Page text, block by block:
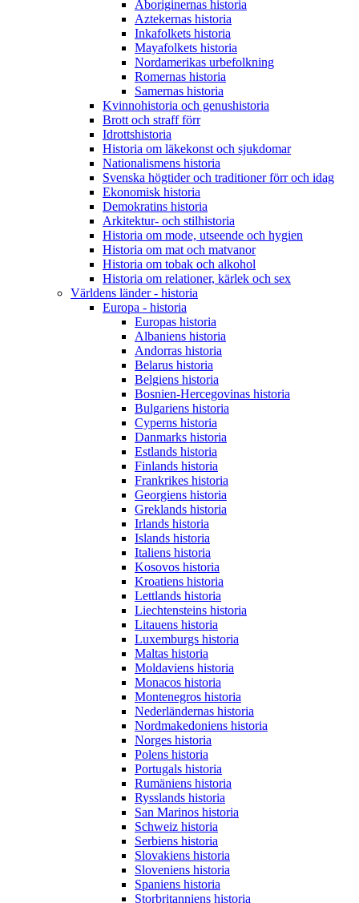
Aboriginernas historia
Aztekernas historia
Inkafolkets historia
Mayafolkets historia
Nordamerikas urbefolkning
Romernas historia
Samernas historia
Kvinnohistoria och genushistoria
Brott och straff förr
Idrottshistoria
Historia om läkekonst och sjukdomar
Nationalismens historia
Svenska högtider och traditioner förr och idag
Ekonomisk historia
Demokratins historia
Arkitektur- och stilhistoria
Historia om mode, utseende och hygien
Historia om mat och matvanor
Historia om tobak och alkohol
Historia om relationer, kärlek och sex
Världens länder - historia
Europa - historia
Europas historia
Albaniens historia
Andorras historia
Belarus historia
Belgiens historia
Bosnien-Hercegovinas historia
Bulgariens historia
Cyperns historia
Danmarks historia
Estlands historia
Finlands historia
Frankrikes historia
Georgiens historia
Greklands historia
Irlands historia
Islands historia
Italiens historia
Kosovos historia
Kroatiens historia
Lettlands historia
Liechtensteins historia
Litauens historia
Luxemburgs historia
Maltas historia
Moldaviens historia
Monacos historia
Montenegros historia
Nederländernas historia
Nordmakedoniens historia
Norges historia
Polens historia
Portugals historia
Rumäniens historia
Rysslands historia
San Marinos historia
Schweiz historia
Serbiens historia
Slovakiens historia
Sloveniens historia
Spaniens historia
Storbritanniens historia